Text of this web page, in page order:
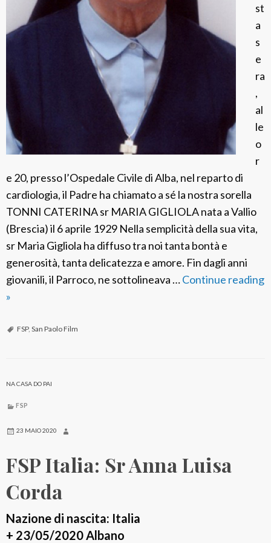
st
a
s
e
ra
,
al
le
o
r
e 20, presso l’Ospedale Civile di Alba, nel reparto di
cardiologia, il Padre ha chiamato a sé la nostra sorella
TONNI CATERINA sr MARIA GIGLIOLA nata a Vallio
(Brescia) il 6 aprile 1929 Nella semplicità della sua vita,
sr Maria Gigliola ha diffuso tra noi tanta bontà e
generosità, tanta delicatezza e amore. Fin dagli anni
giovanili, il Parroco, ne sottolineava …Continue reading
F
P
a
a
S
r
M
a
r
»
FSP, San Paolo Film
NA CASA DO PAI
FSP
23 MAIO 2020
FSP Italia: Sr Anna Luisa
Corda
Nazione di nascita: Italia
+ 23/05/2020 Albano